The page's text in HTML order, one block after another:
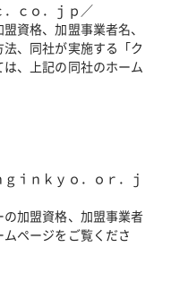
．ｃｏ．ｊｐ／
資格、加盟事業者名、
、同社が実施する「ク
は、上記の同社のホーム
ｉｎｋｙｏ．ｏｒ．ｊ
加盟資格、加盟事業者
ページをご覧くださ